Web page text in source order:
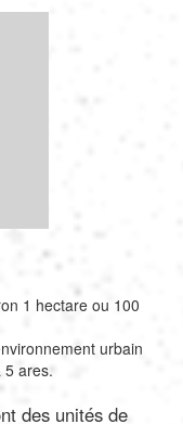
1 hectare ou 100
urbain
5 ares.
des unités de